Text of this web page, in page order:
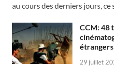
au cours des derniers jours, ce
CCM: 48
29 juillet